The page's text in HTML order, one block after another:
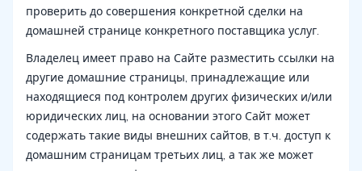
проверить до совершения конкретной сделки на
домашней странице конкретного поставщика услуг.
Владелец имеет право на Сайте разместить ссылки на
другие домашние страницы, принадлежащие или
находящиеся под контролем других физических и/или
юридических лиц, на основании этого Сайт может
содержать такие виды внешних сайтов, в т.ч. доступ к
домашним страницам третьих лиц, а так же может